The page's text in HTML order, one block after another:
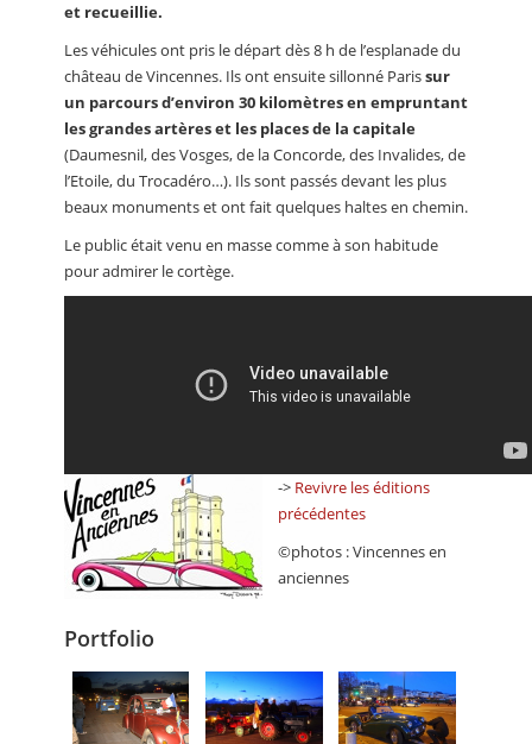
et recueillie.
Les véhicules ont pris le départ dès 8 h de l’esplanade du
château de Vincennes. Ils ont ensuite sillonné Parissur
un parcours d’environ 30 kilomètres en empruntant
les grandes artères et les places de la capitale
(Daumesnil, des Vosges, de la Concorde, des Invalides, de
l’Etoile, du Trocadéro…). Ils sont passés devant les plus
beaux monuments et ont fait quelques haltes en chemin.
Le public était venu en masse comme à son habitude
pour admirer le cortège.
-> Revivre les éditions
précédentes
©photos : Vincennes en
anciennes
Portfolio